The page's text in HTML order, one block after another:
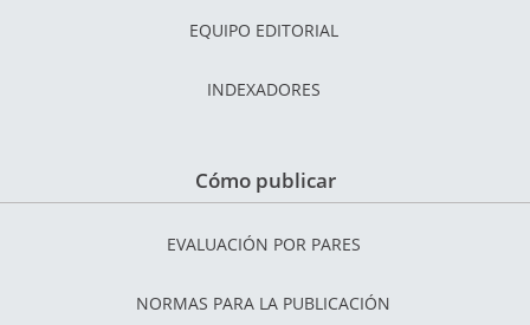
EQUIPO EDITORIAL
INDEXADORES
Cómo publicar
EVALUACIÓN POR PARES
NORMAS PARA LA PUBLICACIÓN